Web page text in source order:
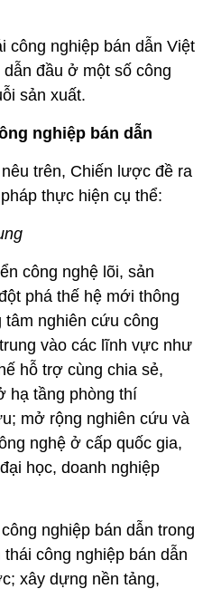
công nghiệp bán dẫn Việt
đầu ở một số công
sản xuất.
nghiệp bán dẫn
trên, Chiến lược đề ra
thực hiện cụ thể:
công nghệ lõi, sản
phá thế hệ mới thông
nghiên cứu công
vào các lĩnh vực như
hỗ trợ cùng chia sẻ,
hạ tầng phòng thí
mở rộng nghiên cứu và
nghệ ở cấp quốc gia,
học, doanh nghiệp
nghiệp bán dẫn trong
công nghiệp bán dẫn
xây dựng nền tảng,